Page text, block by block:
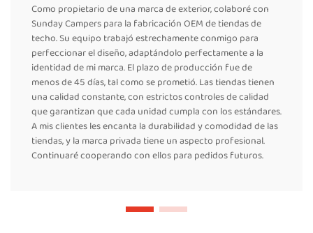
Como propietario de una marca de exterior, colaboré con
Sunday Campers para la fabricación OEM de tiendas de
techo. Su equipo trabajó estrechamente conmigo para
perfeccionar el diseño, adaptándolo perfectamente a la
identidad de mi marca. El plazo de producción fue de
menos de 45 días, tal como se prometió. Las tiendas tienen
una calidad constante, con estrictos controles de calidad
que garantizan que cada unidad cumpla con los estándares.
A mis clientes les encanta la durabilidad y comodidad de las
tiendas, y la marca privada tiene un aspecto profesional.
Continuaré cooperando con ellos para pedidos futuros.